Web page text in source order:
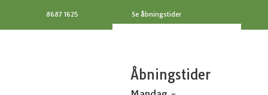
8687 1625 Se åbningstider
Åbningstider